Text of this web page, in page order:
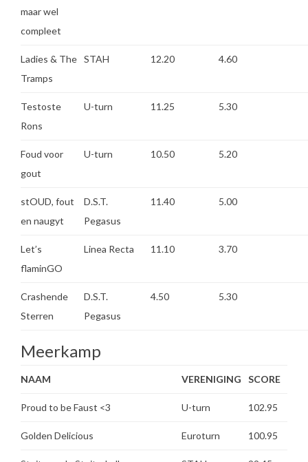
maar wel
compleet
Ladies & The
Tramps
STAH 12.20 4.60
Testoste
Rons
U-turn 11.25 5.30
Foud voor
gout
U-turn 10.50 5.20
stOUD, fout
en naugyt
D.S.T.
Pegasus
11.40 5.00
Let’s
flaminGO
Linea Recta 11.10 3.70
Crashende
Sterren
D.S.T.
Pegasus
4.50 5.30
Meerkamp
NAAM VERENIGING SCORE
Proud to be Faust <3 U-turn 102.95
Golden Delicious Euroturn 100.95